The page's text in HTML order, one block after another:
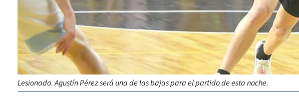
Lesionado. Agustín Pérez será una de las bajas para el partido de esta noche.